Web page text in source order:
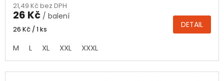
produktu
je
4,0
5
hvězdiček.
21,49 Kč bez DPH
26 Kč / balení
Měrná
26 Kč / 1 ks DETAIL
M L XL XXL XXXL